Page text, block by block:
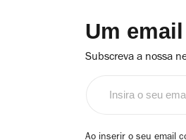
Um
Subscreva a nossa
email
Ao inserir o seu email